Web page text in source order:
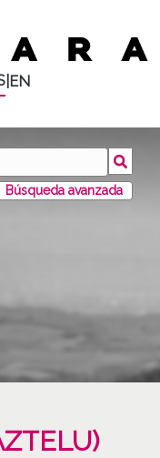
| EN
Búsqueda avanzada